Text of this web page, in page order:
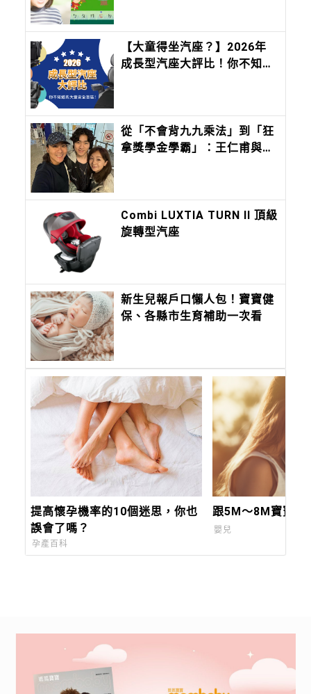
【大童得坐汽座？】2026年
成長型汽座大評比！你不知道
從「不會背九九乘法」到「狂
拿獎學金學霸」：王仁甫與季
Combi LUXTIA TURN ll 頂級
旋轉型汽座
新生兒報戶口懶人包！寶寶健
保、各縣市生育補助一次看
提高懷孕機率的10個迷思，你也
誤會了嗎？
孕產百科
跟5M～8M寶寶玩
嬰兒